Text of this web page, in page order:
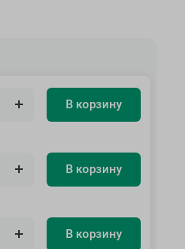
В корзину
В корзину
В корзину